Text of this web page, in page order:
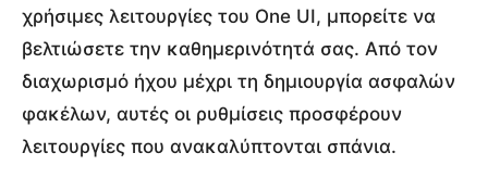
χρήσιμες λειτουργίες του One UI, μπορείτε να
βελτιώσετε την καθημερινότητά σας. Από τον
διαχωρισμό ήχου μέχρι τη δημιουργία ασφαλών
φακέλων, αυτές οι ρυθμίσεις προσφέρουν
λειτουργίες που ανακαλύπτονται σπάνια.